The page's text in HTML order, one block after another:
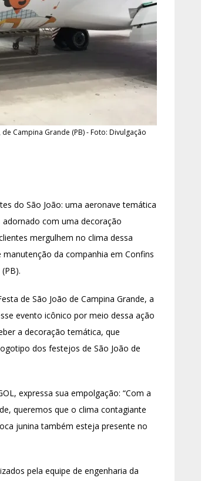
Campina Grande (PB) - Foto: Divulgação
do São João: uma aeronave temática
adornado com uma decoração
mergulhem no clima dessa
da companhia em Confins
de São João de Campina Grande, a
evento icônico por meio dessa ação
a decoração temática, que
dos festejos de São João de
expressa sua empolgação: “Com a
queremos que o clima contagiante
junina também esteja presente no
pela equipe de engenharia da